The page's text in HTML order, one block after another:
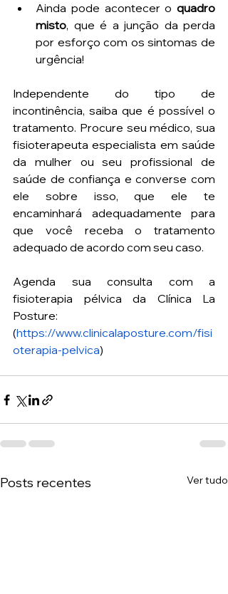
Ainda pode acontecer o quadro
misto, que é a junção da perda
por esforço com os sintomas de
urgência!
Independente do tipo de
incontinência, saiba que é possível o
tratamento. Procure seu médico, sua
fisioterapeuta especialista em saúde
da mulher ou seu profissional de
saúde de confiança e converse com
ele sobre isso, que ele te
encaminhará adequadamente para
que você receba o tratamento
adequado de acordo com seu caso.
Agenda sua consulta com a
fisioterapia pélvica da Clínica La
Posture:
(https://www.clinicalaposture.com/fisi
oterapia-pelvica)
Posts recentes Ver tudo